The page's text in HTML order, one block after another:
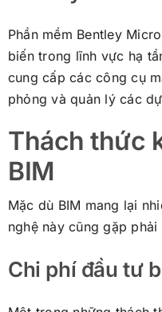
Phần mềm Bentley
biến trong lĩnh vực hạ
cung cấp các công cụ
phỏng và quản lý các
Thách thức
BIM
Mặc dù BIM mang lại
nghệ này cũng gặp
Chi phí đầu tư